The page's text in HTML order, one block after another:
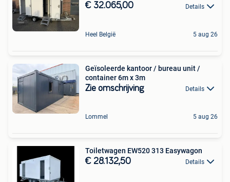
€ 32.065,00 Details
Heel België 5 aug 26
Geïsoleerde kantoor / bureau unit /
container 6m x 3m
Zie omschrijving Details
Lommel 5 aug 26
Toiletwagen EW520 313 Easywagon
€ 28.132,50 Details